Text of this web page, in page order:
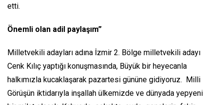
etti.
Önemli olan adil paylaşım”
Milletvekili adayları adına İzmir 2. Bölge milletvekili adayı
Cenk Kılıç yaptığı konuşmasında, Büyük bir heyecanla
halkımızla kucaklaşarak pazartesi gününe gidiyoruz. Milli
Görüşün iktidarıyla inşallah ülkemizde ve dünyada yepyeni